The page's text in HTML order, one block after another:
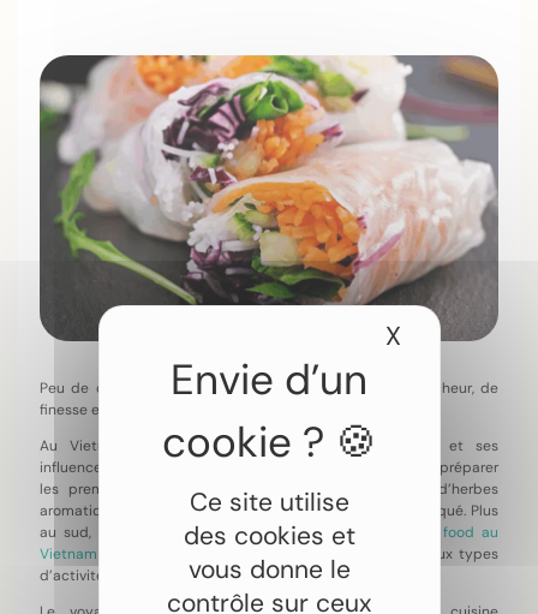
Ce site utilise
des cookies et
vous donne le
contrôle sur ceux
X Masquer
Peu de cuisines parviennent à conjuguer autant de fraîcheur, de
finesse et de complexité que la cuisine vietnamienne.
Au Vietnam, chaque région possède ses spécialités et ses
influences. À Hanoï, les bouillons mijotent dès l’aube pour préparer
les premiers pho. À Hoi An, les marchés débordent d’herbes
aromatiques, de fruits tropicaux et de nouilles au porc laqué. Plus
au sud, les saveurs deviennent plus iodées. Un
voyage food au
Vietnam se vit du Nord au Sud, ponctué par de nombreux types
d’activités.